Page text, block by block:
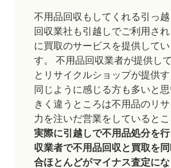
不用品回収もしてくれる引っ
回収業社も引越しでご利用さ
に買取のサービスを提供して
す。 不用品回収業者が提供し
とリサイクルショップが提供
同じように感じる方も多いと
きく違うところは不用品のリ
力を注いだ営業をしているとこ
実際に引越しで不用品処分を
収業者で不用品回収と買取を
合ほとんどがマイナス査定にな